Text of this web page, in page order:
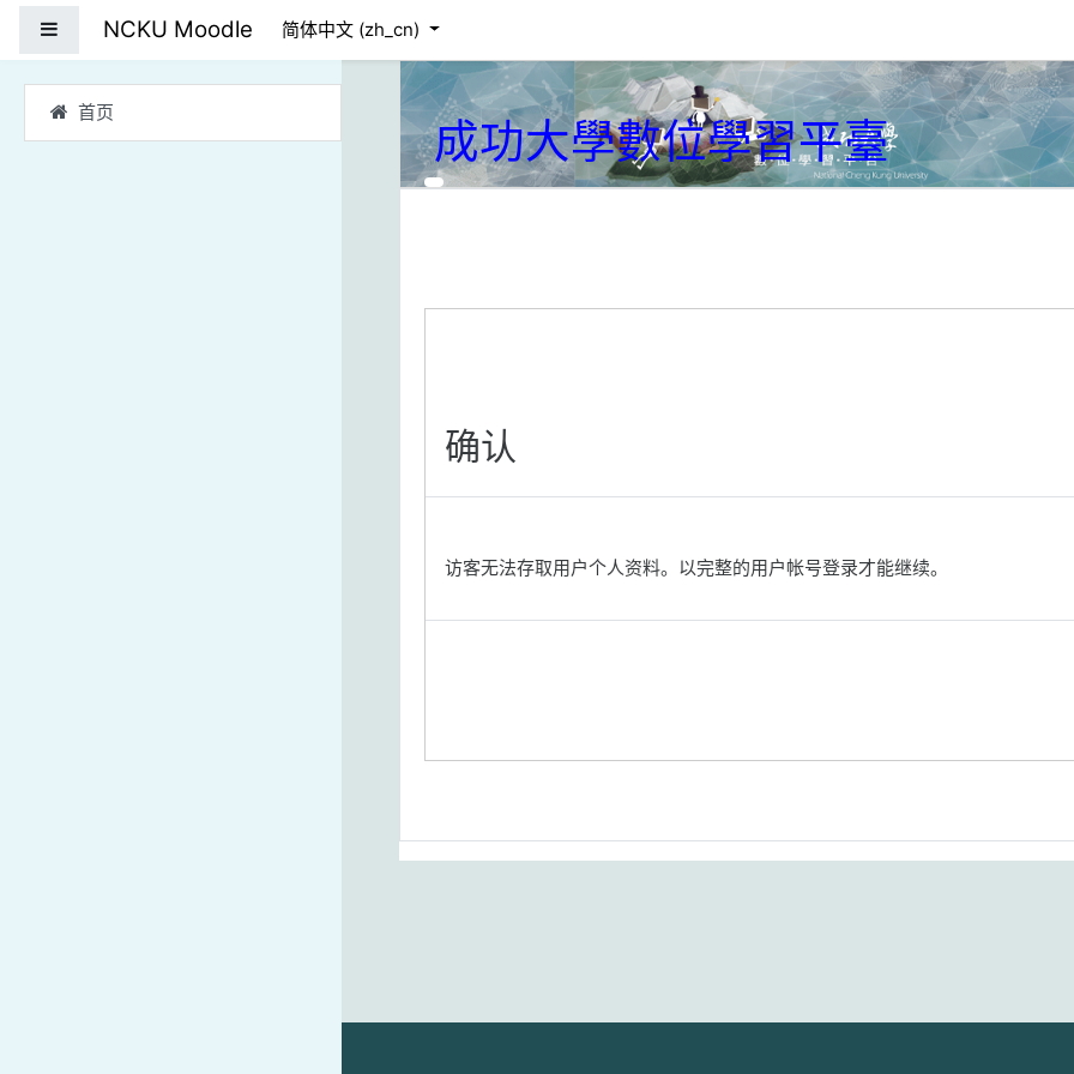
停靠面板
首页
NCKU Moodle 简体中文 ‎(zh_cn)‎
成功大學數位學習平臺
确认
访客无法存取用户个人资料。以完整的用户帐号登录才能继续。